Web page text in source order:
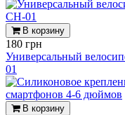
В корзину
180 грн
Универсальный
01
В корзину